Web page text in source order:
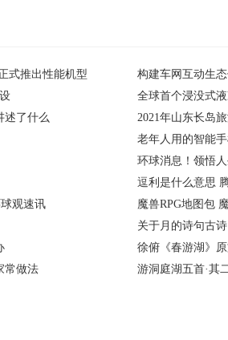
式推出性能机型
全球首个浸没式
述了什么
2021年山东长岛
老年人用的智能
环球消息！领悟
逗利是什么意思
观速讯
魔兽RPG地图包
关于月的诗句古
徐俯《春游湖》
常做法